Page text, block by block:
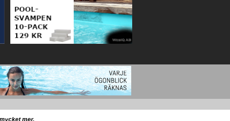
mer.